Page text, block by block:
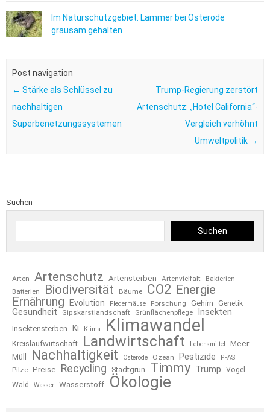
Im Naturschutzgebiet: Lämmer bei Osterode
grausam gehalten
Post navigation
← Stärke als Schlüssel zu
nachhaltigen
Superbenetzungssystemen
Trump-Regierung zerstört
Artenschutz: „Hotel California“-
Vergleich verhöhnt
Umweltpolitik →
Suchen
Suchen
Arten Artenschutz Artensterben Artenvielfalt
Bakterien
Batterien
Biodiversität Bäume CO2 Energie
Ernährung
Evolution Fledermäuse Forschung Gehirn Genetik
Gesundheit Gipskarstlandschaft Grünflächenpflege Insekten
Insektensterben Ki Klima Klimawandel
Kreislaufwirtschaft Landwirtschaft Lebensmittel
Meer
Müll
Nachhaltigkeit Osterode Ozean Pestizide PFAS
Pilze Preise Recycling Stadtgrün Timmy Trump
Vögel
Wald
Wasser Wasserstoff Ökologie